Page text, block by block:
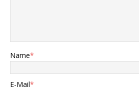
Name*
E-Mail*